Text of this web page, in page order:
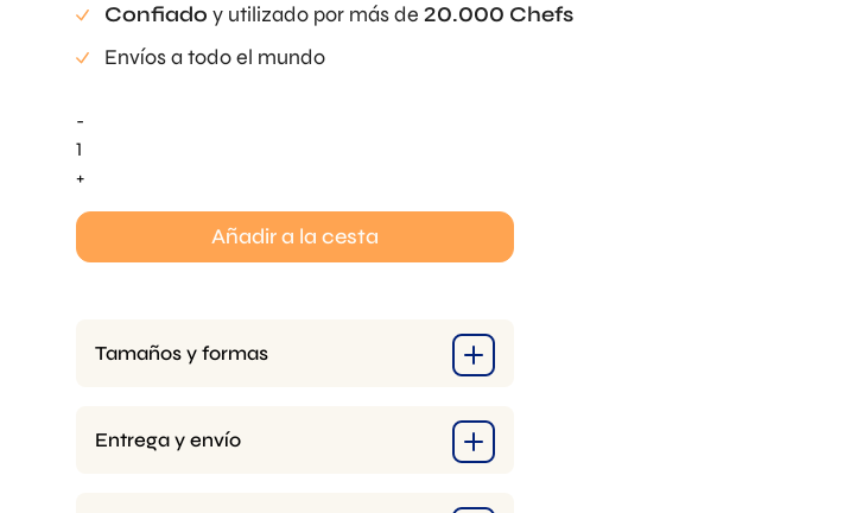
Confiado y utilizado por más de 20.000 Chefs
Envíos a todo el mundo
-
Alex
Dilling
Hunter
+
Añadir a la cesta
Tamaños y formas
Entrega y envío